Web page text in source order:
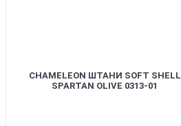
CHAMELEON ШТАНИ SOFT SHELL
SPARTAN OLIVE 0313-01